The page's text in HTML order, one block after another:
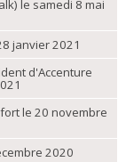
le samedi 8 mai
janvier 2021
d'Accenture
le 20 novembre
2020